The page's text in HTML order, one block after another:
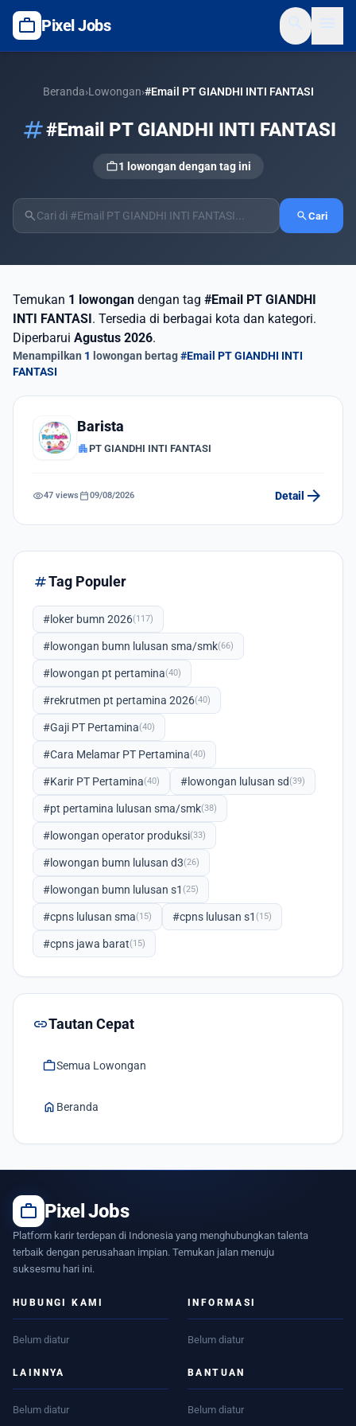
work Pixel Jobs
Beranda›Lowongan›#Email PT GIANDHI INTI FANTASI
tag#Email PT GIANDHI INTI FANTASI
work1 lowongan dengan tag ini
search searchCari
Temukan 1 lowongan dengan tag #Email PT GIANDHI
INTI FANTASI. Tersedia di berbagai kota dan kategori.
Diperbarui Agustus 2026.
Menampilkan 1 lowongan bertag#Email PT GIANDHI INTI
FANTASI
Barista
apartmentPT GIANDHI INTI FANTASI
visibility47 views calendar_today09/08/2026 Detail arrow_forward
tagTag Populer
#loker bumn 2026(117)
#lowongan bumn lulusan sma/smk(66)
#lowongan pt pertamina(40)
#rekrutmen pt pertamina 2026(40)
#Gaji PT Pertamina(40)
#Cara Melamar PT Pertamina(40)
#Karir PT Pertamina(40) #lowongan lulusan sd(39)
#pt pertamina lulusan sma/smk(38)
#lowongan operator produksi(33)
#lowongan bumn lulusan d3(26)
#lowongan bumn lulusan s1 (25)
#cpns lulusan sma(15) #cpns lulusan s1 (15)
#cpns jawa barat(15)
linkTautan Cepat
workSemua Lowongan
home Beranda
work Pixel Jobs
Platform karir terdepan di Indonesia yang menghubungkan talenta
terbaik dengan perusahaan impian. Temukan jalan menuju
suksesmu hari ini.
HUBUNGI KAMI
Belum diatur
INFORMASI
Belum diatur
LAINNYA
Belum diatur
BANTUAN
Belum diatur